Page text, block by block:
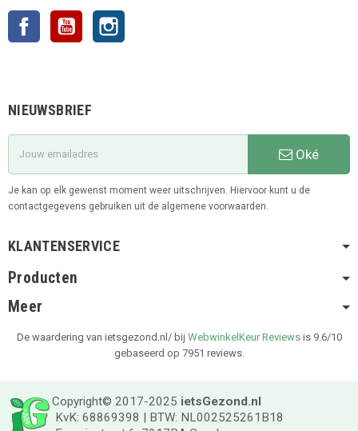
Facebook YouTube
NIEUWSBRIEF
Oké
Je kan op elk gewenst moment weer uitschrijven. Hiervoor kunt u de
contactgegevens gebruiken uit de algemene voorwaarden.
KLANTENSERVICE
Producten
Meer
De waardering van ietsgezond.nl/ bij WebwinkelKeur Reviewsis 9.6/10
gebaseerd op 7951 reviews.
Copyright© 2017-2025 ietsGezond.nl
KvK: 68869398 | BTW: NL002525261B18